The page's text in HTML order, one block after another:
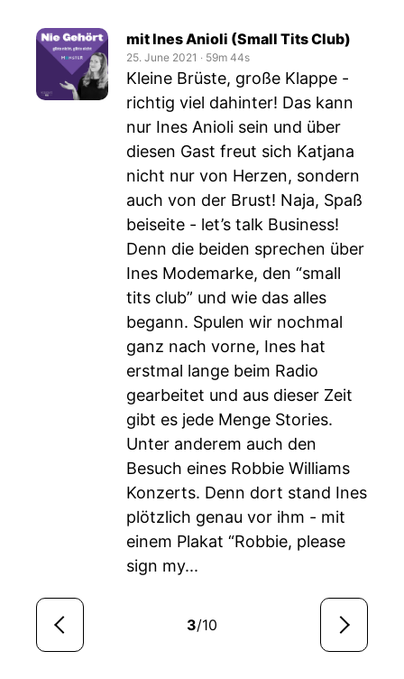
mit Ines Anioli (Small Tits Club)
25. June 2021 ‧ 59m 44s
Kleine Brüste, große Klappe -
richtig viel dahinter! Das kann
nur Ines Anioli sein und über
diesen Gast freut sich Katjana
nicht nur von Herzen, sondern
auch von der Brust! Naja, Spaß
beiseite - let’s talk Business!
Denn die beiden sprechen über
Ines Modemarke, den “small
tits club” und wie das alles
begann. Spulen wir nochmal
ganz nach vorne, Ines hat
erstmal lange beim Radio
gearbeitet und aus dieser Zeit
gibt es jede Menge Stories.
Unter anderem auch den
Besuch eines Robbie Williams
Konzerts. Denn dort stand Ines
plötzlich genau vor ihm - mit
einem Plakat “Robbie, please
sign my...
3/10